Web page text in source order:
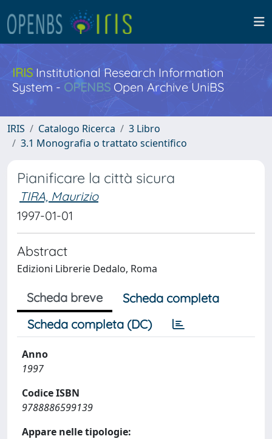
IRISInstitutional Research Information
System - OPENBS Open Archive UniBS
IRIS Catalogo Ricerca
3 Libro
3.1 Monografia o trattato scientifico
Pianificare la città sicura
TIRA, Maurizio
1997-01-01
Abstract
Edizioni Librerie Dedalo, Roma
Scheda breve
Scheda completa
Scheda completa (DC)
Anno
1997
Codice ISBN
9788886599139
Appare nelle tipologie: